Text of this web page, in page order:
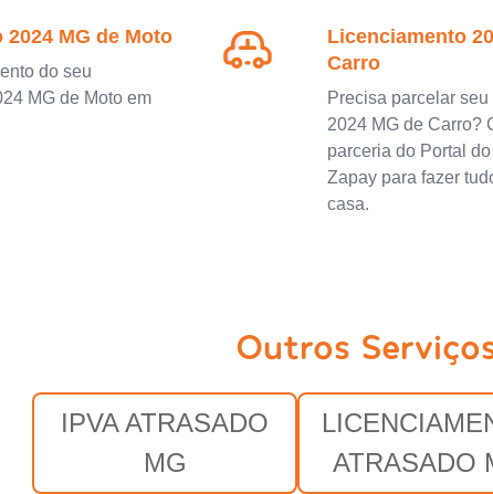
MG de Moto
do seu
MG de Moto em
Licenciamento
Carro
Precisa parcelar
2024 MG de Carro?
parceria do Portal
Zapay para fazer
casa.
Outros
IPVA ATRASADO
MG
ATRASADO